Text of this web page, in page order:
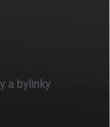
a bylinky